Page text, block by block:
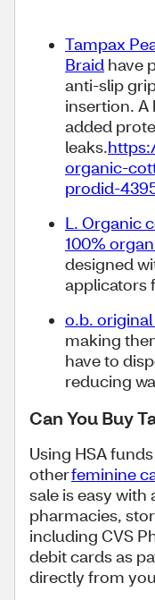
Tampax
Braid have
anti-slip
insertion.
added
leaks.
organic-
prodid-
L. Organic
100%
designed
applicators
o.b.
making
have to
reducing
Can You Buy
Using HSA
otherfeminine
sale is easy with
pharmacies,
including CVS
debit cards as
directly from